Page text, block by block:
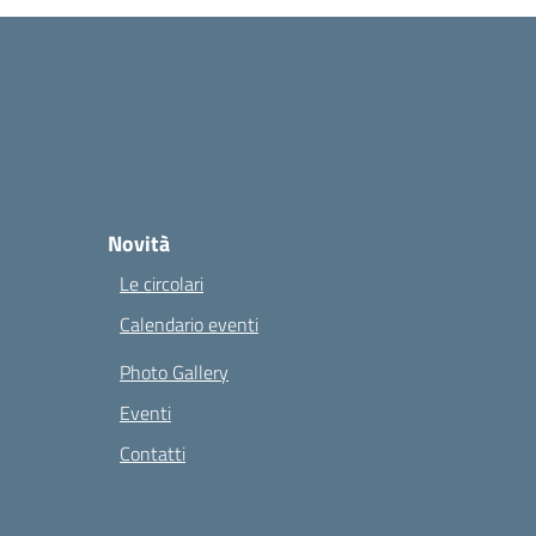
Novità
Le circolari
Calendario eventi
Photo Gallery
Eventi
Contatti